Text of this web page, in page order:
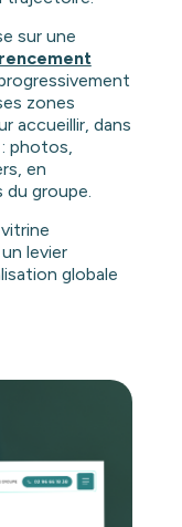
sur une
zones
accueillir, dans
photos,
en
groupe.
levier
globale